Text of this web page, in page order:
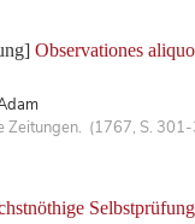
Observationes
Zeitungen. (1767, S.